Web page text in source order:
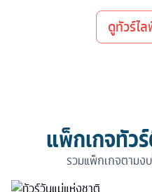
ดูทัวร์ไ
แพ็กเกจทัว
รวมแพ็กเกจตามง